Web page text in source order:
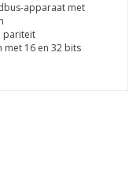
apparaat met
pariteit
met 16 en 32 bits